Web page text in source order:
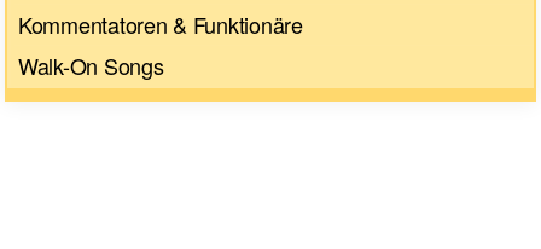
Kommentatoren & Funktionäre
Walk-On Songs